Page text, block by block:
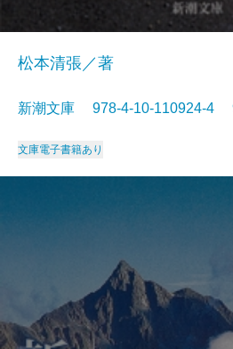
松本清張／著
新潮文庫 978-4-10-110924-4
文庫電子書籍あり